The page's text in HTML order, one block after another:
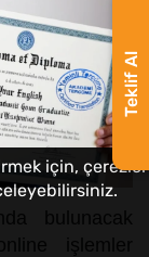
bulunacak
işlemler
Teklif Al
için, çerezler